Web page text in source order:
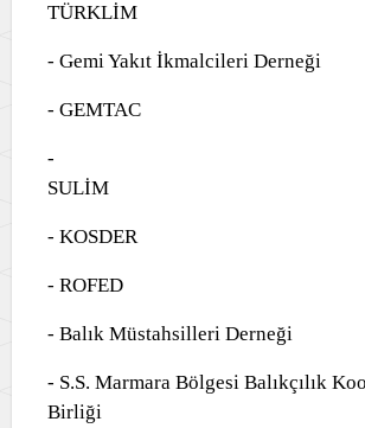
- Gemi Yakıt İkmalcileri Derneği
- GEMTAC
-
- KOSDER
- ROFED
- Balık Müstahsilleri Derneği
- S.S. Marmara Bölgesi Balıkçılık
Birliği